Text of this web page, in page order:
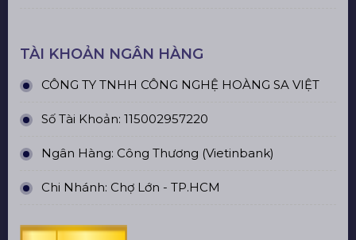
TÀI KHOẢN NGÂN HÀNG
CÔNG TY TNHH CÔNG NGHỆ HOÀNG SA VIỆT
Số Tài Khoản: 115002957220
Ngân Hàng: Công Thương (Vietinbank)
Chi Nhánh: Chợ Lớn - TP.HCM